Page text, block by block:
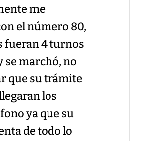
me
el número 80,
fueran 4 turnos
se marchó, no
que su trámite
los
ya que su
de todo lo